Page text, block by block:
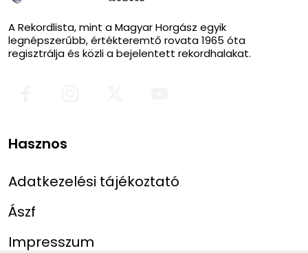
A Rekordlista, mint a Magyar Horgász egyik
legnépszerűbb, értékteremtő rovata 1965 óta
regisztrálja és közli a bejelentett rekordhalakat.
Hasznos
Adatkezelési tájékoztató
Ászf
Impresszum